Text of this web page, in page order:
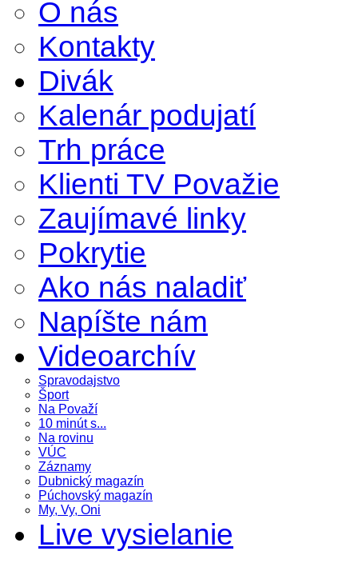
O nás
Kontakty
Divák
Kalenár podujatí
Trh práce
Klienti TV Považie
Zaujímavé linky
Pokrytie
Ako nás naladiť
Napíšte nám
Videoarchív
Spravodajstvo
Šport
Na Považí
10 minút s...
Na rovinu
VÚC
Záznamy
Dubnický magazín
Púchovský magazín
My, Vy, Oni
Live vysielanie